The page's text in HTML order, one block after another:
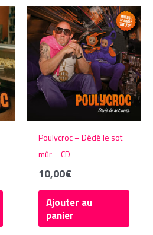
Poulycroc – Dédé le sot
mûr – CD
10,00€
Ajouter au
panier